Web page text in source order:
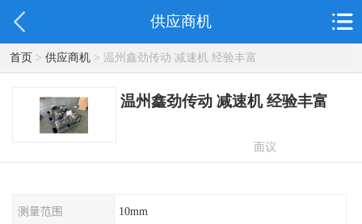
供应商机
首页> 供应商机> 温州鑫劲传动 减速机 经验丰富
温州鑫劲传动 减速机 经验丰富
面议
测量范围 10mm